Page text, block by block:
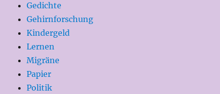
Gedichte
Gehirnforschung
Kindergeld
Lernen
Migräne
Papier
Politik